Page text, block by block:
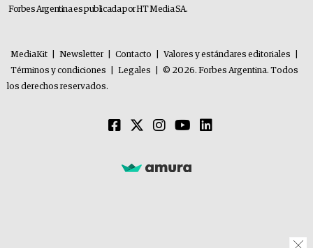
Forbes Argentina es publicada por HT Media SA.
MediaKit Newsletter Contacto Valores y estándares editoriales
Términos y condiciones
Legales
© 2026. Forbes Argentina. Todos
los derechos reservados.